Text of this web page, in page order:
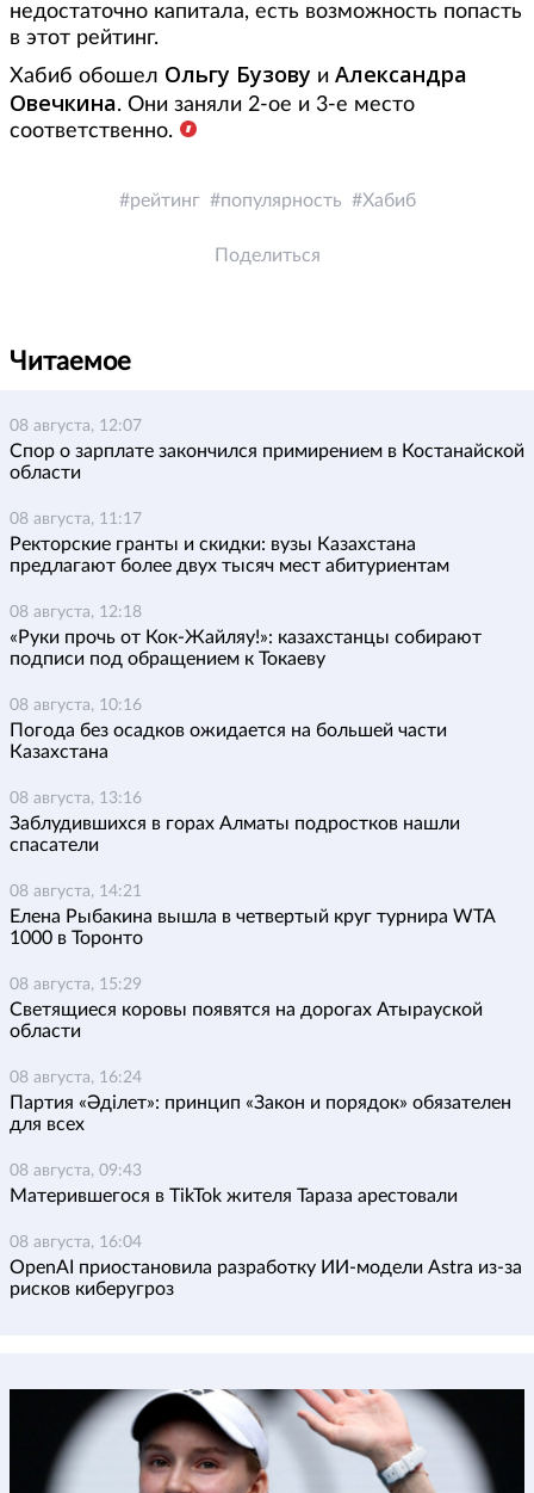
недостаточно капитала, есть возможность попасть
в этот рейтинг.
Хабиб обошел Ольгу Бузову и Александра
Овечкина. Они заняли 2-ое и 3-е место
соответственно.
рейтинг популярность Хабиб
Поделиться
Читаемое
08 августа, 12:07
Спор о зарплате закончился примирением в Костанайской
области
08 августа, 11:17
Ректорские гранты и скидки: вузы Казахстана
предлагают более двух тысяч мест абитуриентам
08 августа, 12:18
«Руки прочь от Кок-Жайляу!»: казахстанцы собирают
подписи под обращением к Токаеву
08 августа, 10:16
Погода без осадков ожидается на большей части
Казахстана
08 августа, 13:16
Заблудившихся в горах Алматы подростков нашли
спасатели
08 августа, 14:21
Елена Рыбакина вышла в четвертый круг турнира WTA
1000 в Торонто
08 августа, 15:29
Светящиеся коровы появятся на дорогах Атырауской
области
08 августа, 16:24
Партия «Әділет»: принцип «Закон и порядок» обязателен
для всех
08 августа, 09:43
Матерившегося в TikTok жителя Тараза арестовали
08 августа, 16:04
OpenAI приостановила разработку ИИ-модели Astra из-за
рисков киберугроз